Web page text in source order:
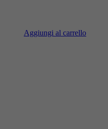
Aggiungi al carrello